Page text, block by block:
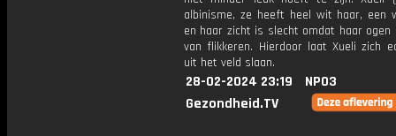
albinisme, ze heeft heel wit haar, een
en haar zicht is slecht omdat haar ogen
van flikkeren. Hierdoor laat Xueli zich
uit het veld slaan.
28-02-2024 23:19
NPO3
Gezondheid.TV